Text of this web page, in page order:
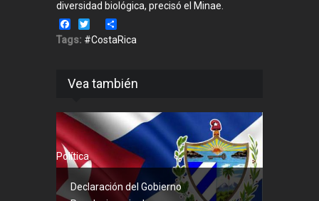
diversidad biológica, precisó el Minae.
Facebook
Twitter
Tags: #CostaRica
Vea también
Política
Declaración del Gobierno